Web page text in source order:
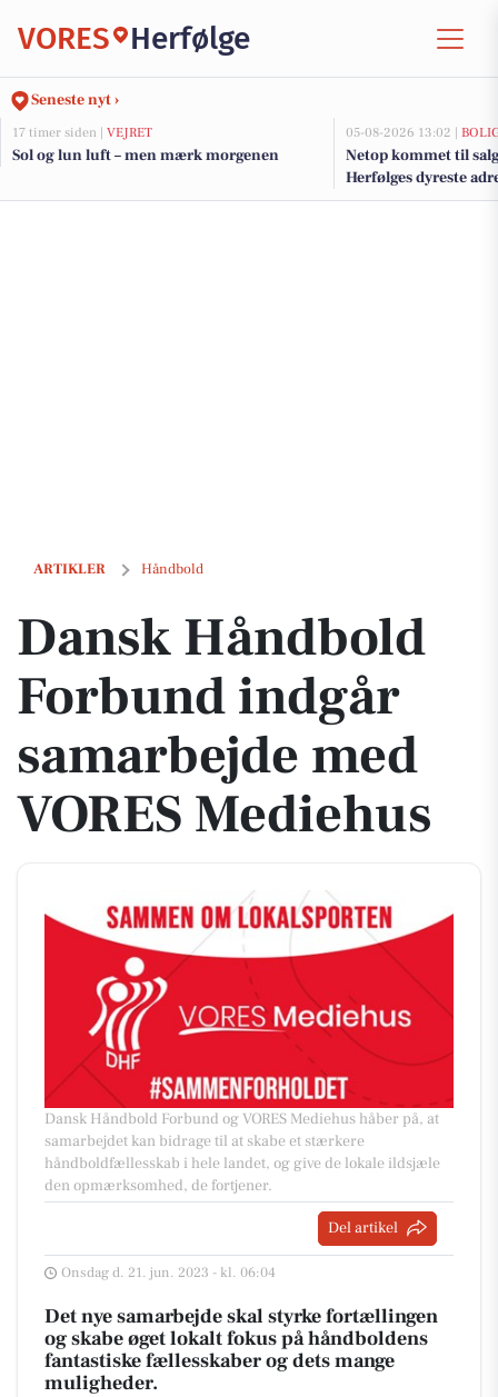
VORES Herfølge
Seneste nyt ›
17 timer siden | VEJRET
Sol og lun luft – men mærk morgenen
05-08-2026 13:02 |
Netop kommet til
Herfølges dyreste
ARTIKLER Håndbold
Dansk Håndbold Forbund indgår samarbejde med VORES Mediehus
Dansk Håndbold
Forbund indgår
samarbejde med
VORES Mediehus
Dansk Håndbold Forbund og VORES Mediehus håber på, at
samarbejdet kan bidrage til at skabe et stærkere
håndboldfællesskab i hele landet, og give de lokale ildsjæle
den opmærksomhed, de fortjener.
Del artikel
Onsdag d. 21. jun. 2023 - kl. 06:04
Det nye samarbejde skal styrke fortællingen
og skabe øget lokalt fokus på håndboldens
fantastiske fællesskaber og dets mange
muligheder.